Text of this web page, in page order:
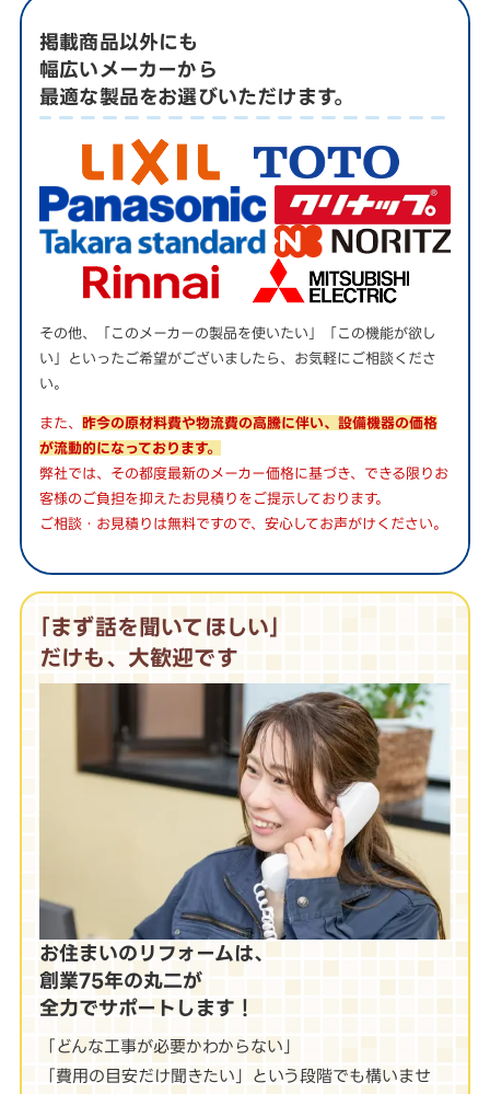
掲載商品以外にも
幅広いメーカーから
最適な製品をお選びいただけます。
その他、「このメーカーの製品を使いたい」「この機能が欲し
い」といったご希望がございましたら、お気軽にご相談くださ
い。
また、
昨今の原材料費や物流費の高騰に伴い、設備機器の価格
が流動的になっております。
弊社では、その都度最新のメーカー価格に基づき、できる限りお
客様のご負担を抑えたお見積りをご提示しております。
ご相談・お見積りは無料ですので、安心してお声がけください。
｢まず話を聞いてほしい｣
だけも、大歓迎です
お住まいのリフォームは、
創業75年の丸二が
全力でサポートします！
「どんな工事が必要かわからない」
「費用の目安だけ聞きたい」という段階でも構いませ